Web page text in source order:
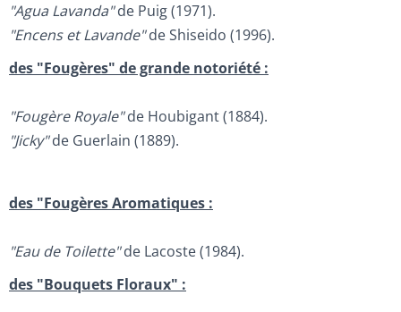
"Agua Lavanda"de Puig (1971).
"Encens et Lavande"de Shiseido (1996).
des "Fougères" de grande notoriété :
"Fougère Royale"de Houbigant (1884).
"Jicky"de Guerlain (1889).
des "Fougères Aromatiques :
"Eau de Toilette"de Lacoste (1984).
des "Bouquets Floraux" :